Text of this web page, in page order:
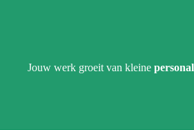
Jouw werk groeit van kleine